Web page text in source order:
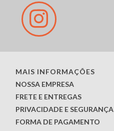
MAIS INFORMAÇÕES
NOSSA EMPRESA
FRETE E ENTREGAS
PRIVACIDADE E SEGURANÇA
FORMA DE PAGAMENTO